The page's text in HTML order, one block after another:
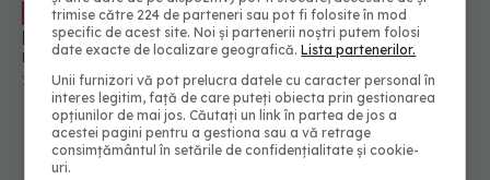
EXCLUSIV Semnele care trădează problemele de
prostată. Dr. Florentina Bratu (SANADOR): Cele
mai mari semnale de alarmă
10 iul 2026, 12:34
trimise către 224 de parteneri sau pot fi folosite în mod
specific de acest site. Noi și partenerii noștri putem folosi
date exacte de localizare geografică.Lista partenerilor.
Unii furnizori vă pot prelucra datele cu caracter personal în
interes legitim, față de care puteți obiecta prin gestionarea
opțiunilor de mai jos. Căutați un link în partea de jos a
acestei pagini pentru a gestiona sau a vă retrage
consimțământul în setările de confidențialitate și cookie-
uri.